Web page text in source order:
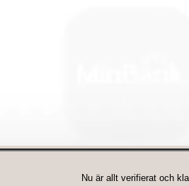
Nu är allt verifierat och